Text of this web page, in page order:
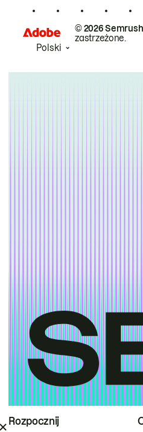
Rozpocznij
© 2026
zastrzeżone.
Polski